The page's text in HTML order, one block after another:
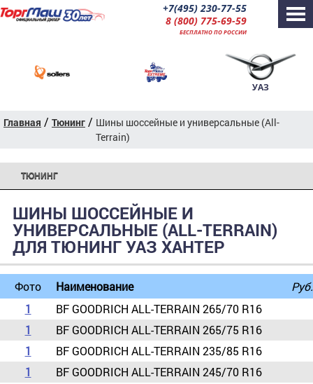
+7(495) 230-77-55
8 (800) 775-69-59
БЕСПЛАТНО ПО РОССИИ
УАЗ
Главная / Тюнинг / Шины шоссейные и универсальные (All-
Terrain)
ТЮНИНГ
ШИНЫ ШОССЕЙНЫЕ И
УНИВЕРСАЛЬНЫЕ (ALL-TERRAIN)
ДЛЯ ТЮНИНГ УАЗ ХАНТЕР
Фото Наименование
Руб.
1
BF GOODRICH ALL-TERRAIN 265/70 R16
1
BF GOODRICH ALL-TERRAIN 265/75 R16
1
BF GOODRICH ALL-TERRAIN 235/85 R16
1
BF GOODRICH ALL-TERRAIN 245/70 R16